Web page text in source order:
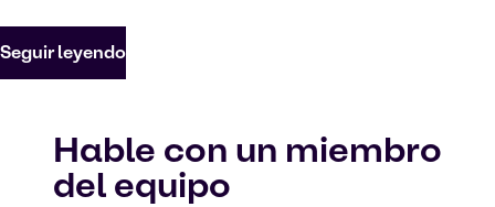
Seguir leyendo
Hable con un miembro
del equipo